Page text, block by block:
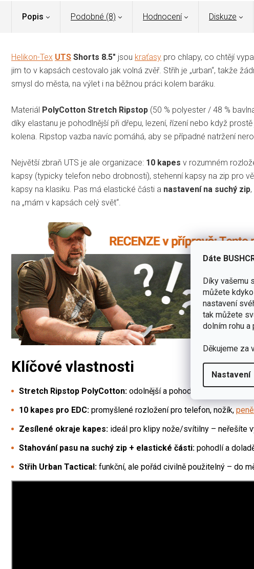
Dáte
Díky vašemu
můžete
nastavení
tak můžete
dolním rohu a
Děkujeme za
Nastavení
Popis Podobné (8) Hodnocení Diskuze
Helikon-Tex UTS Shorts 8.5" jsou kraťasy pro chlapy, co chtějí
jim to v kapsách cestovalo jak volná zvěř. Střih je „urban“, takže
smysl do města, na výlet i na běžnou práci kolem baráku.
Materiál PolyCotton Stretch Ripstop (50 % polyester / 48 %
díky elastanu je pohodlnější při dřepu, lezení, řízení nebo když
kolena. Ripstop vazba navíc pomáhá, aby se případné natržení
Největší zbraň UTS je ale organizace: 10 kapes v rozumném
kapsy (typicky telefon nebo drobnosti), stehenní kapsy na zip pro
kapsy na klasiku. Pas má elastické části a nastavení na suchý zip
na „mám v kapsách celý svět“.
Klíčové vlastnosti
Stretch Ripstop PolyCotton: odolnější a pohodlnější materiál
10 kapes pro EDC: promyšlené rozložení pro telefon, nožík,
Zesílené okraje kapes: ideál pro klipy nože/svítilny – neřešíte
Stahování pasu na suchý zip + elastické části: pohodlí a
Střih Urban Tactical: funkční, ale pořád civilně použitelný – do